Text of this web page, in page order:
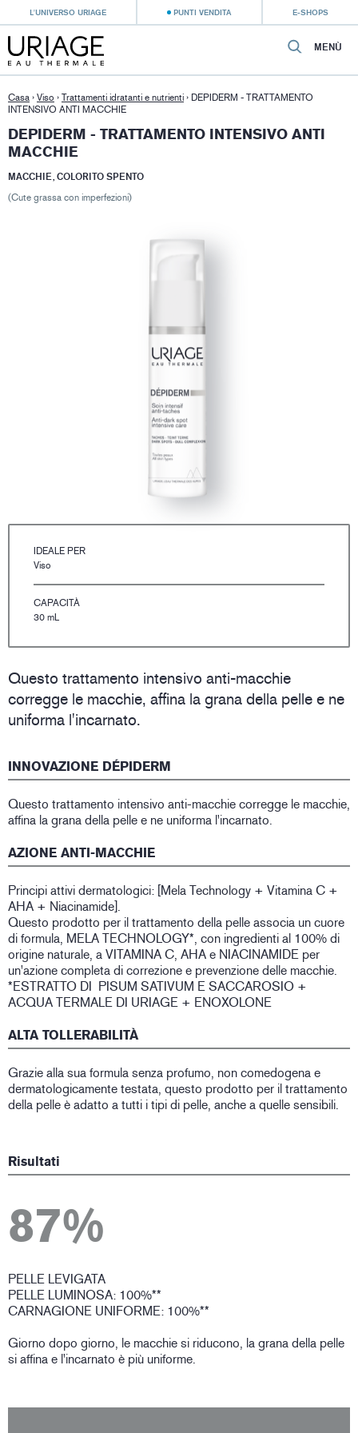
L'UNIVERSO URIAGE PUNTI VENDITA E-SHOPS
MENÙ
Casa › Viso › Trattamenti idratanti e nutrienti › DEPIDERM - TRATTAMENTO
INTENSIVO ANTI MACCHIE
DEPIDERM - TRATTAMENTO INTENSIVO ANTI
MACCHIE
MACCHIE, COLORITO SPENTO
(Cute grassa con imperfezioni)
IDEALE PER
Viso
CAPACITÀ
30 mL
Questo trattamento intensivo anti-macchie
corregge le macchie, affina la grana della pelle e ne
uniforma l'incarnato.
INNOVAZIONE DÉPIDERM
Questo trattamento intensivo anti-macchie corregge le macchie,
affina la grana della pelle e ne uniforma l'incarnato.
AZIONE ANTI-MACCHIE
Principi attivi dermatologici: [Mela Technology + Vitamina C +
AHA + Niacinamide].
Questo prodotto per il trattamento della pelle associa un cuore
di formula, MELA TECHNOLOGY*, con ingredienti al 100% di
origine naturale, a VITAMINA C, AHA e NIACINAMIDE per
un'azione completa di correzione e prevenzione delle macchie.
*ESTRATTO DI PISUM SATIVUM E SACCAROSIO +
ACQUA TERMALE DI URIAGE + ENOXOLONE
ALTA TOLLERABILITÀ
Grazie alla sua formula senza profumo, non comedogena e
dermatologicamente testata, questo prodotto per il trattamento
della pelle è adatto a tutti i tipi di pelle, anche a quelle sensibili.
Risultati
87%
PELLE LEVIGATA
PELLE LUMINOSA: 100%**
CARNAGIONE UNIFORME: 100%**
Giorno dopo giorno, le macchie si riducono, la grana della pelle
si affina e l'incarnato è più uniforme.